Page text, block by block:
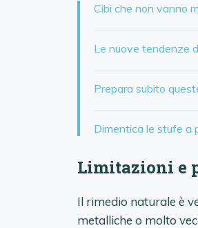
Cibi che non vanno
Le nuove tendenze
Prepara subito
Dimentica le stufe a
Limitazioni e
Il rimedio naturale è
metalliche o molto